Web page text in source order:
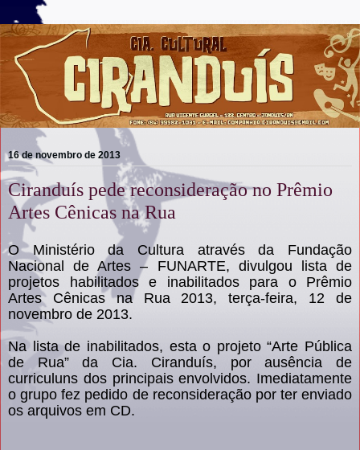
16 de novembro de 2013
Ciranduís pede reconsideração no Prêmio
Artes Cênicas na Rua
O Ministério da Cultura através da Fundação
Nacional de Artes – FUNARTE, divulgou lista de
projetos habilitados e inabilitados para o Prêmio
Artes Cênicas na Rua 2013, terça-feira, 12 de
novembro de 2013.
Na lista de inabilitados, esta o projeto “Arte Pública
de Rua” da Cia. Ciranduís, por ausência de
curriculuns dos principais envolvidos. Imediatamente
o grupo fez pedido de reconsideração por ter enviado
os arquivos em CD.